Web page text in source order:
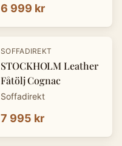
6 999 kr
SOFFADIREKT
STOCKHOLM Leather
Fåtölj Cognac
Soffadirekt
7 995 kr